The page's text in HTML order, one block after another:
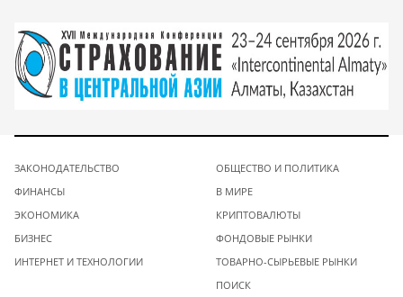
ЗАКОНОДАТЕЛЬСТВО
ФИНАНСЫ
ЭКОНОМИКА
БИЗНЕС
ИНТЕРНЕТ И ТЕХНОЛОГИИ
ОБЩЕСТВО И ПОЛИТИКА
В МИРЕ
КРИПТОВАЛЮТЫ
ФОНДОВЫЕ РЫНКИ
ТОВАРНО-СЫРЬЕВЫЕ РЫНКИ
ПОИСК